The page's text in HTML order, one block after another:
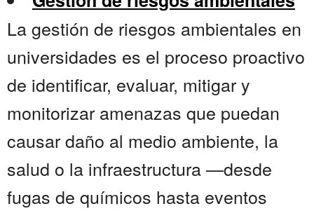
La gestión de riesgos ambientales en
universidades es el proceso proactivo
de identificar, evaluar, mitigar y
monitorizar amenazas que puedan
causar daño al medio ambiente, la
salud o la infraestructura —desde
fugas de químicos hasta eventos